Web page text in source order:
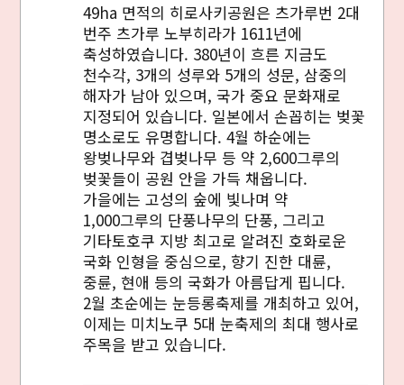
49ha 면적의 히로사키공원은 츠가루번 2대
번주 츠가루 노부히라가 1611년에
축성하였습니다. 380년이 흐른 지금도
천수각, 3개의 성루와 5개의 성문, 삼중의
해자가 남아 있으며, 국가 중요 문화재로
지정되어 있습니다. 일본에서 손꼽히는 벚꽃
명소로도 유명합니다. 4월 하순에는
왕벚나무와 겹벚나무 등 약 2,600그루의
벚꽃들이 공원 안을 가득 채웁니다.
가을에는 고성의 숲에 빛나며 약
1,000그루의 단풍나무의 단풍, 그리고
기타토호쿠 지방 최고로 알려진 호화로운
국화 인형을 중심으로, 향기 진한 대륜,
중륜, 현애 등의 국화가 아름답게 핍니다.
2월 초순에는 눈등롱축제를 개최하고 있어,
이제는 미치노쿠 5대 눈축제의 최대 행사로
주목을 받고 있습니다.